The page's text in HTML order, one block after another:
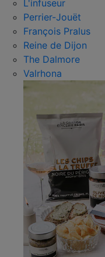
L'infuseur
Perrier-Jouët
François Pralus
Reine de Dijon
The Dalmore
Valrhona